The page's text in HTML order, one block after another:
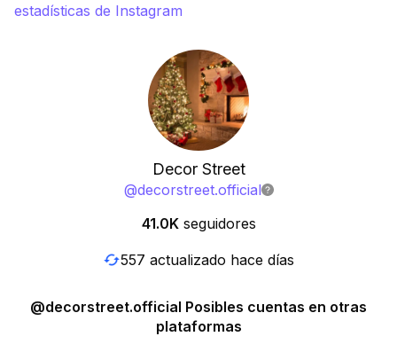
estadísticas de Instagram
Decor Street
@decorstreet.official
41.0K seguidores
557 actualizado hace días
@decorstreet.official Posibles cuentas en otras
plataformas